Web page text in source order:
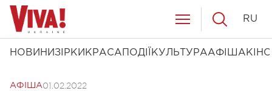
НОВИНИ ЗІРКИ КРАСА ПОДІЇ КУЛЬТУРААФІША КІНО
RU
АФІША01.02.2022